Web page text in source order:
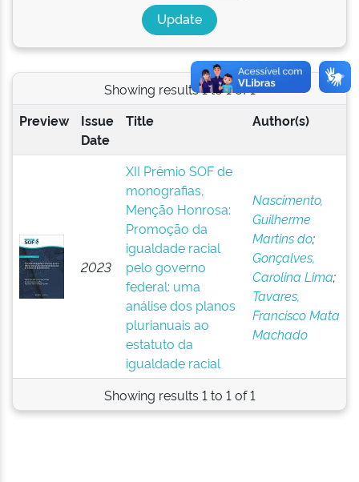
Showing results 1 to 1 of 1
Preview
Issue
Date
Title Author(s)
2023
XII Prêmio SOF de
monografias,
Menção Honrosa:
Promoção da
igualdade racial
pelo governo
federal: uma
análise dos planos
plurianuais ao
estatuto da
igualdade racial
Nascimento,
Guilherme
Martins do;
Gonçalves,
Carolina Lima;
Tavares,
Francisco Mata
Machado
Showing results 1 to 1 of 1